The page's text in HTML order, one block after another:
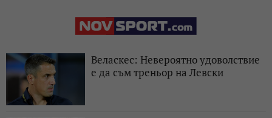
Веласкес: Невероятно удоволствие
е да съм треньор на Левски